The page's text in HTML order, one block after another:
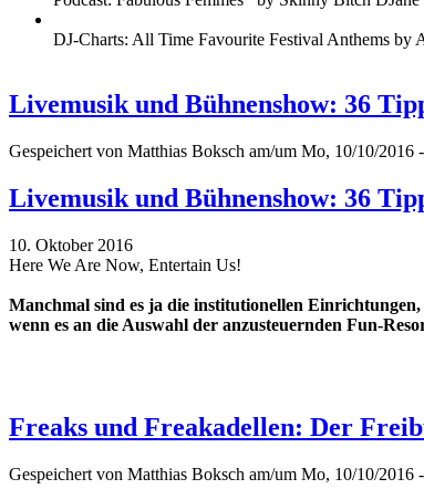
DJ-Charts: All Time Favourite Festival Anthems by
Livemusik und Bühnenshow: 36
Gespeichert von Matthias Boksch am/um Mo, 10/10/2016
Livemusik und Bühnenshow: 36
10. Oktober 2016
Here We Are Now, Entertain Us!
Manchmal sind es ja die institutionellen
wenn es an die Auswahl der anzusteuernden Fun-
Freaks und Freakadellen: Der
Gespeichert von Matthias Boksch am/um Mo, 10/10/2016